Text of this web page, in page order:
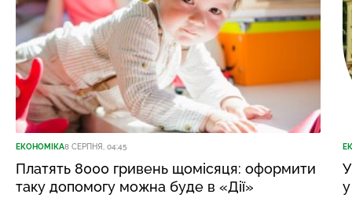
ЕКОНОМІКА8 СЕРПНЯ, 04:45
Платять 8000 гривень щомісяця: оформити
таку допомогу можна буде в «Дії»